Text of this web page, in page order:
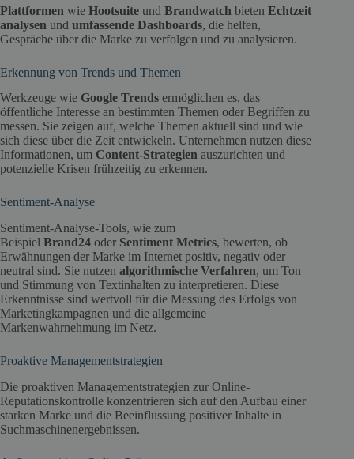
Plattformen wie Hootsuite und Brandwatch bieten Echtzeit
analysen und umfassende Dashboards, die helfen,
Gespräche über die Marke zu verfolgen und zu analysieren.
Erkennung von Trends und Themen
Werkzeuge wie Google Trends ermöglichen es, das
öffentliche Interesse an bestimmten Themen oder Begriffen zu
messen. Sie zeigen auf, welche Themen aktuell sind und wie
sich diese über die Zeit entwickeln. Unternehmen nutzen diese
Informationen, um Content-Strategien auszurichten und
potenzielle Krisen frühzeitig zu erkennen.
Sentiment-Analyse
Sentiment-Analyse-Tools, wie zum
Beispiel Brand24 oder Sentiment Metrics, bewerten, ob
Erwähnungen der Marke im Internet positiv, negativ oder
neutral sind. Sie nutzen algorithmische Verfahren, um Ton
und Stimmung von Textinhalten zu interpretieren. Diese
Erkenntnisse sind wertvoll für die Messung des Erfolgs von
Marketingkampagnen und die allgemeine
Markenwahrnehmung im Netz.
Proaktive Managementstrategien
Die proaktiven Managementstrategien zur Online-
Reputationskontrolle konzentrieren sich auf den Aufbau einer
starken Marke und die Beeinflussung positiver Inhalte in
Suchmaschinenergebnissen.